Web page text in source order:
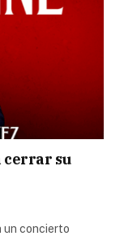
cerrar su
un concierto